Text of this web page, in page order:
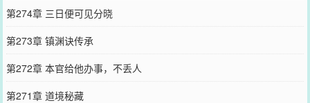
第274章 三日便可见分晓
第273章 镇渊诀传承
第272章 本官给他办事，不丢人
第271章 道境秘藏